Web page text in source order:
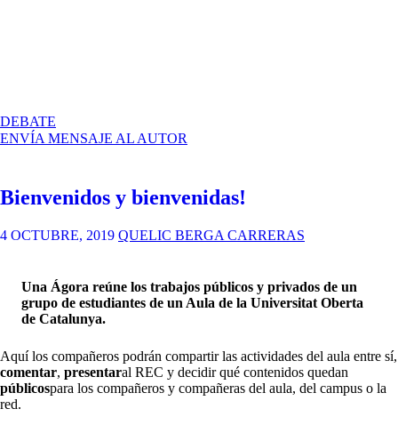
DEBATE
PEC
MANUAL
APLICACIONES
ENVÍA MENSAJE AL AUTOR
Bienvenidos y bienvenidas!
4 OCTUBRE, 2019 QUELIC BERGA CARRERAS
Una Ágora reúne los trabajos públicos y privados de un
grupo de estudiantes de un Aula de la Universitat Oberta
de Catalunya.
Aquí los compañeros podrán compartir las actividades del aula entre sí,
comentar, presentaral REC y decidir qué contenidos quedan
públicospara los compañeros y compañeras del aula, del campus o la
red.